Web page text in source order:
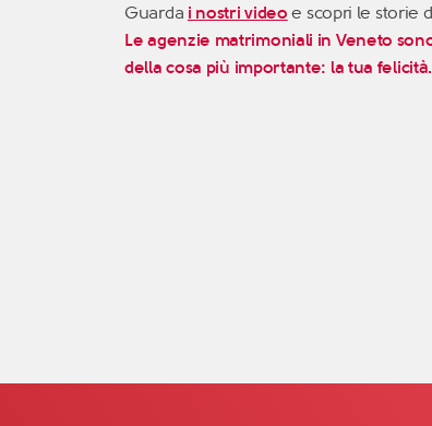
Guarda i nostri video e scopri le storie
Le agenzie matrimoniali in Veneto
della cosa più importante: la tua felicità.